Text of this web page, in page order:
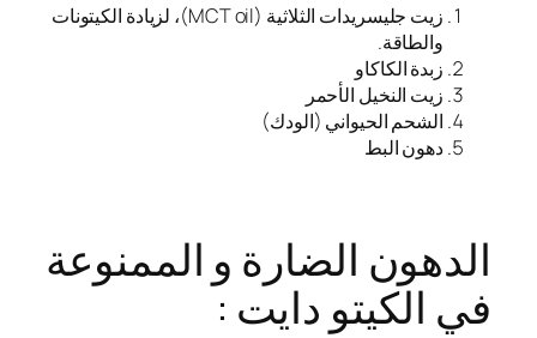
زيت جليسريدات الثلاثية (MCT oil)، لزيادة الكيتونات
والطاقة.
زبدة الكاكاو
زيت النخيل الأحمر
الشحم الحيواني (الودك)
دهون البط
الدهون الضارة و الممنوعة
في الكيتو دايت :